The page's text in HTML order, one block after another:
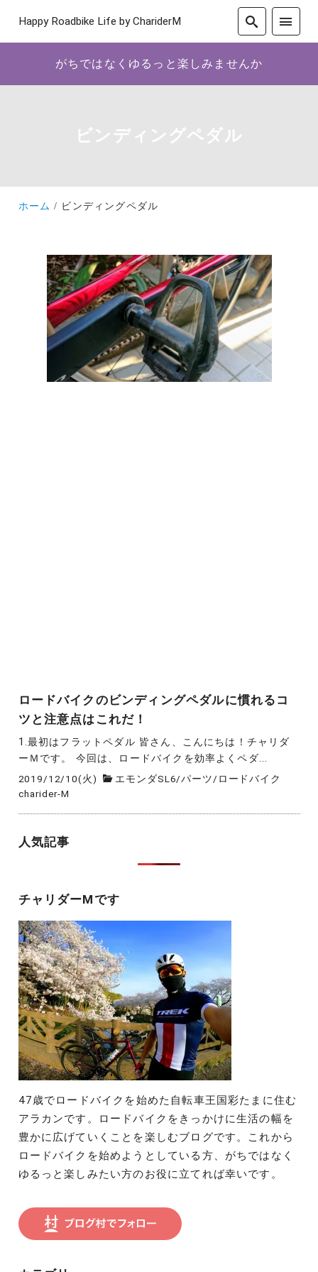
Happy Roadbike Life by ChariderM
がちではなくゆるっと楽しみませんか
ビンディングペダル
ホーム ビンディングペダル
ロードバイクのビンディングペダルに慣れるコ
ツと注意点はこれだ！
1.最初はフラットペダル 皆さん、こんにちは！チャリダ
ーＭです。 今回は、ロードバイクを効率よくペダ...
2019/12/10(火) エモンダSL6/パーツ/ ロードバイク
charider-M
人気記事
チャリダーMです
47歳でロードバイクを始めた自転車王国彩たまに住む
アラカンです。ロードバイクをきっかけに生活の幅を
豊かに広げていくことを楽しむブログです。これから
ロードバイクを始めようとしている方、がちではなく
ゆるっと楽しみたい方のお役に立てれば幸いです。